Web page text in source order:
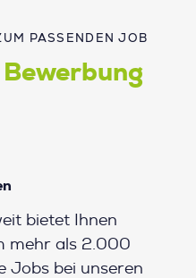
PASSENDEN JOB
Bewerbung
bietet Ihnen
mehr als 2.000
Jobs bei unseren